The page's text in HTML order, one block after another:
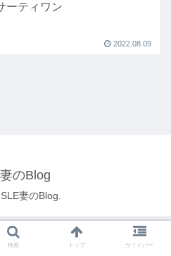
ーティワン
2022.08.09
のBlog
妻のBlog.
検索 トップ サイドバー